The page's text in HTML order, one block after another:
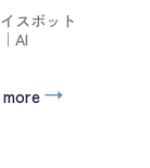
スボット
｜ AI